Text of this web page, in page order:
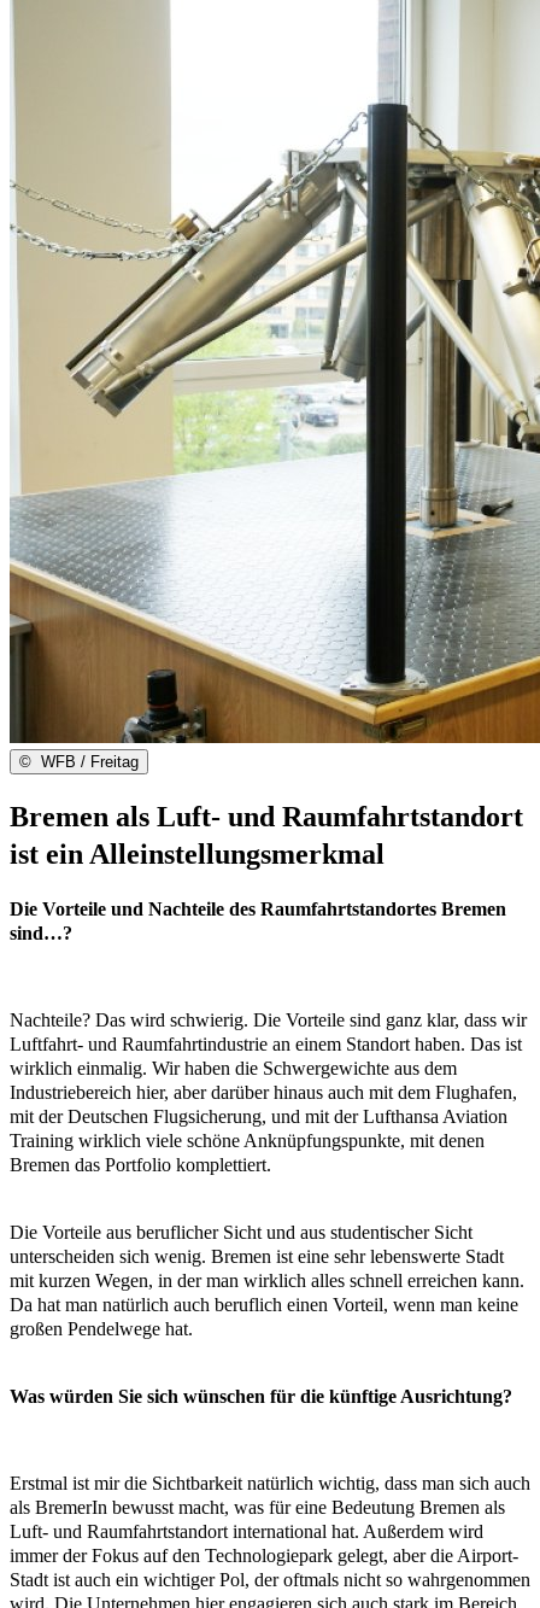
© WFB / Freitag
Bremen als Luft- und Raumfahrtstandort
ist ein Alleinstellungsmerkmal
Die Vorteile und Nachteile des Raumfahrtstandortes Bremen
sind…?
Nachteile? Das wird schwierig. Die Vorteile sind ganz klar, dass wir
Luftfahrt- und Raumfahrtindustrie an einem Standort haben. Das ist
wirklich einmalig. Wir haben die Schwergewichte aus dem
Industriebereich hier, aber darüber hinaus auch mit dem Flughafen,
mit der Deutschen Flugsicherung, und mit der Lufthansa Aviation
Training wirklich viele schöne Anknüpfungspunkte, mit denen
Bremen das Portfolio komplettiert.
Die Vorteile aus beruflicher Sicht und aus studentischer Sicht
unterscheiden sich wenig. Bremen ist eine sehr lebenswerte Stadt
mit kurzen Wegen, in der man wirklich alles schnell erreichen kann.
Da hat man natürlich auch beruflich einen Vorteil, wenn man keine
großen Pendelwege hat.
Was würden Sie sich wünschen für die künftige Ausrichtung?
Erstmal ist mir die Sichtbarkeit natürlich wichtig, dass man sich auch
als BremerIn bewusst macht, was für eine Bedeutung Bremen als
Luft- und Raumfahrtstandort international hat. Außerdem wird
immer der Fokus auf den Technologiepark gelegt, aber die Airport-
Stadt ist auch ein wichtiger Pol, der oftmals nicht so wahrgenommen
wird. Die Unternehmen hier engagieren sich auch stark im Bereich